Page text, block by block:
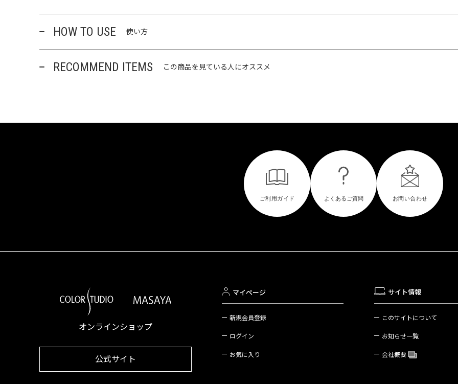
HOW TO USE 使い方
RECOMMEND ITEMS この商品を見ている人にオススメ
オンラインショップ
公式サイト
マイページ
新規会員登録
ログイン
お気に入り
サイト情報
このサイトについて
お知らせ一覧
会社概要